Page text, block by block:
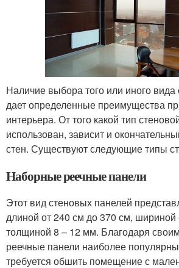
Наличие выбора того или иного
дает определенные преимущества
интерьера. От того какой тип
использован, зависит и
стен. Существуют следующие типы
Наборные реечные панели
Этот вид стеновых панелей
длиной от 240 см до 370 см, шириной
толщиной 8 – 12 мм. Благодаря
реечные панели наиболее популярны
требуется обшить помещение с